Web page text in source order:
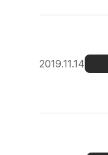
2019.11.14